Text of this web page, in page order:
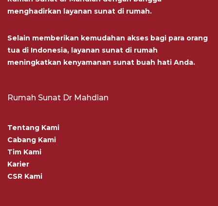
menghadirkan layanan sunat di rumah.
Selain memberikan kemudahan akses bagi para orang
tua di Indonesia, layanan sunat di rumah
meningkatkan kenyamanan sunat buah hati Anda.
Rumah Sunat Dr Mahdian
Tentang Kami
Cabang Kami
Tim Kami
Karier
CSR Kami